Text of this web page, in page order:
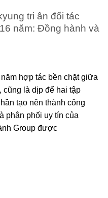
tri ân đối tác
năm: Đồng hành và
hợp tác bền chặt giữa
cũng là dịp để hai tập
tạo nên thành công
phân phối uy tín của
Group được